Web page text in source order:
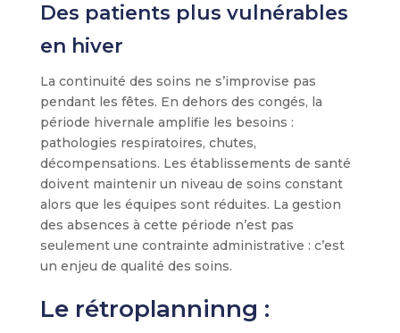
Des patients plus vulnérables
en hiver
La continuité des soins ne s’improvise pas
pendant les fêtes. En dehors des congés, la
période hivernale amplifie les besoins :
pathologies respiratoires, chutes,
décompensations. Les établissements de santé
doivent maintenir un niveau de soins constant
alors que les équipes sont réduites. La gestion
des absences à cette période n’est pas
seulement une contrainte administrative : c’est
un enjeu de qualité des soins.
Le rétroplanninng :